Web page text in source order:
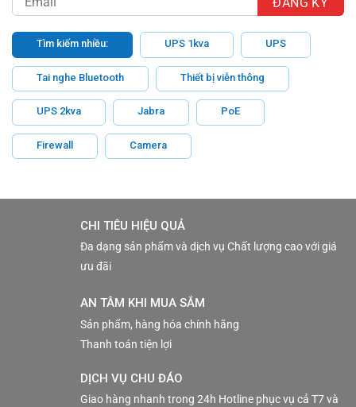
Tìm kiếm nhiều: UPS 1kva UPS
Tai nghe Bluetooth Thiết bị viễn thông
UPS 2kva Jabra PoE
Firewall Camera
CHI TIÊU HIỆU QUẢ
Đa dạng sản phẩm và dịch vụ Chất lượng cao với giá
ưu đãi
AN TÂM KHI MUA SẮM
Sản phẩm, hàng hóa chính hãng
Thanh toán tiện lợi
DỊCH VỤ CHU ĐÁO
Giao hàng nhanh trong 24h Hotline phục vụ cả T7 và